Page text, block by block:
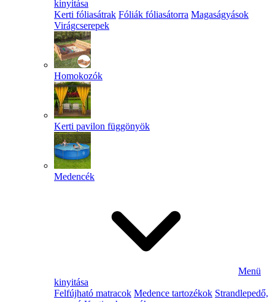
kinyitása
Kerti fóliasátrak Fóliák fóliasátorra Magaságyások
Virágcserepek
Homokozók
Kerti pavilon függönyök
Medencék
Menü
kinyitása
Felfújható matracok Medence tartozékok Strandlepedő,